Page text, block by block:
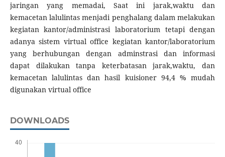
jaringan yang memadai, Saat ini jarak,waktu dan
kemacetan lalulintas menjadi penghalang dalam melakukan
kegiatan kantor/administrasi laboratorium tetapi dengan
adanya sistem virtual office kegiatan kantor/laboratorium
yang berhubungan dengan adminstrasi dan informasi
dapat dilakukan tanpa keterbatasan jarak,waktu, dan
kemacetan lalulintas dan hasil kuisioner 94,4 % mudah
digunakan virtual office
DOWNLOADS